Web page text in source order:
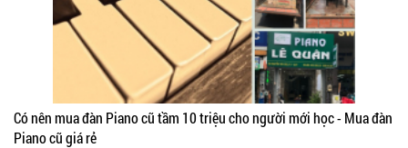
Có nên mua đàn Piano cũ tầm 10 triệu cho người mới học - Mua đàn
Piano cũ giá rẻ